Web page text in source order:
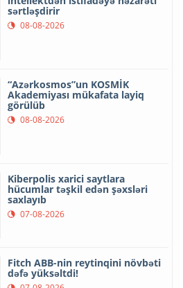
sərtləşdirir
08-08-2026
“Azərkosmos”un KOSMİK
Akademiyası mükafata layiq
görülüb
08-08-2026
Kiberpolis xarici saytlara
hücumlar təşkil edən şəxsləri
saxlayıb
07-08-2026
Fitch ABB-nin reytinqini növbəti
dəfə yüksəltdi!